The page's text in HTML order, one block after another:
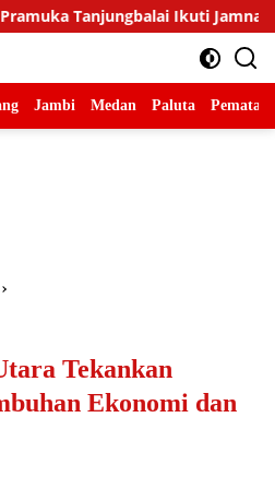
Ikuti Jamnas XII di
Jambi Medan Paluta
Tekankan
Ekonomi dan